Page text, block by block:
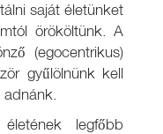
saját életünket
örököltünk. A
(egocentrikus)
gyűlölnünk kell
legfőbb